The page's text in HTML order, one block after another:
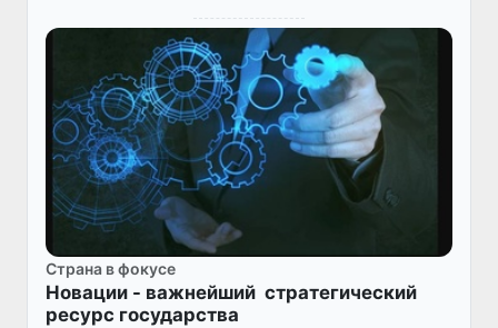
Страна в фокусе
Новации - важнейший стратегический
ресурс государства